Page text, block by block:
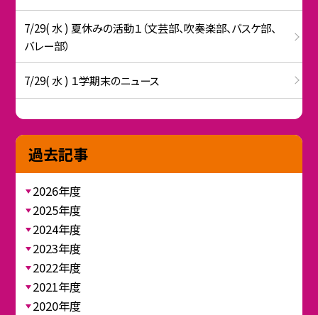
7/29( 水 ) 夏休みの活動１（文芸部、吹奏楽部、バスケ部、
バレー部）
7/29( 水 ) １学期末のニュース
過去記事
2026年度
2025年度
2024年度
2023年度
2022年度
2021年度
2020年度